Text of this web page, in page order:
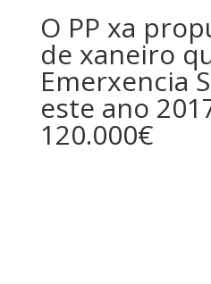
O PP xa
de xaneiro
Emerxencia
este ano
120.000€